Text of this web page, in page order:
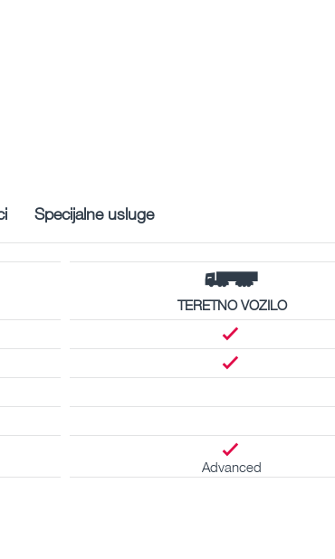
Specijalne usluge
TERETNO VOZILO
Advanced